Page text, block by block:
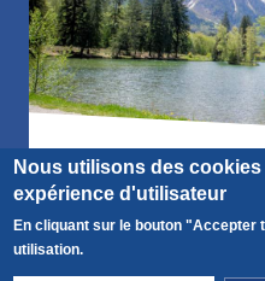
Durée
1 jour
Multi activités -
Nous utilisons des
expérience d'utilisateur
En cliquant sur le bouton
utilisation.